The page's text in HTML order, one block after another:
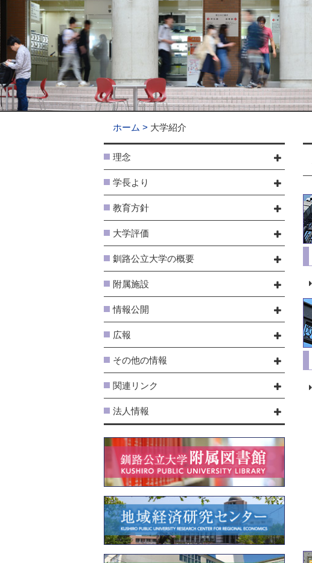
ホーム 大学紹介
理念
学長より
教育方針
大学評価
釧路公立大学の概要
附属施設
情報公開
広報
その他の情報
関連リンク
法人情報